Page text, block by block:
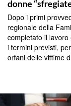
donne
Dopo i primi
regionale della
completato il
i termini previsti,
orfani delle vittime